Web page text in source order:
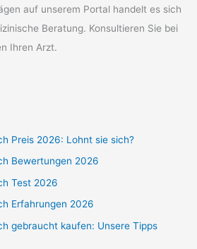
auf unserem Portal handelt es sich
Beratung. Konsultieren Sie bei
Ihren Arzt.
Preis 2026: Lohnt sie sich?
Bewertungen 2026
Test 2026
Erfahrungen 2026
gebraucht kaufen: Unsere Tipps